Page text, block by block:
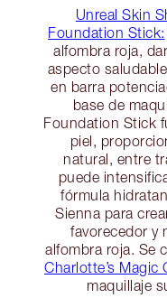
Unreal Skin
Foundation Stick:
alfombra roja,
aspecto
en barra
base de
Foundation Stick
piel,
natural, entre
puede
fórmula
Sienna para
favorecedor y
alfombra roja. Se
Charlotte’s Magic
maquillaje